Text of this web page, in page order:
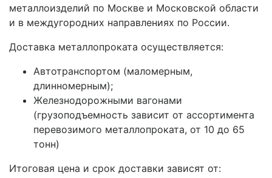
металлоизделий по Москве и Московской области
и в междугородних направлениях по России.
Доставка металлопроката осуществляется:
Автотранспортом (маломерным,
длинномерным);
Железнодорожными вагонами
(грузоподъемность зависит от ассортимента
перевозимого металлопроката, от 10 до 65
тонн)
Итоговая цена и срок доставки зависят от: